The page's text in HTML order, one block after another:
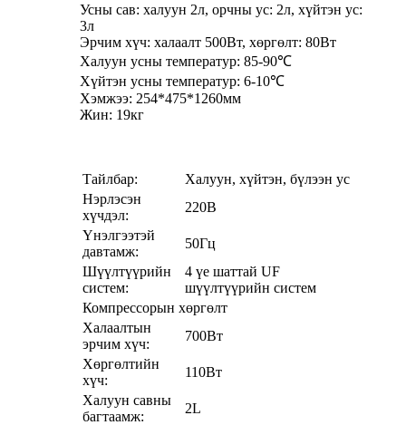
Усны сав: халуун 2л, орчны ус: 2л, хүйтэн ус:
3л
Эрчим хүч: халаалт 500Вт, хөргөлт: 80Вт
Халуун усны температур: 85-90℃
Хүйтэн усны температур: 6-10℃
Хэмжээ: 254*475*1260мм
Жин: 19кг
Тайлбар:
Халуун, хүйтэн, бүлээн ус
Нэрлэсэн
хүчдэл:
220В
Үнэлгээтэй
давтамж:
50Гц
Шүүлтүүрийн
систем:
4 үе шаттай UF
шүүлтүүрийн систем
Компрессорын хөргөлт
Халаалтын
эрчим хүч:
700Вт
Хөргөлтийн
хүч:
110Вт
Халуун савны
багтаамж:
2L